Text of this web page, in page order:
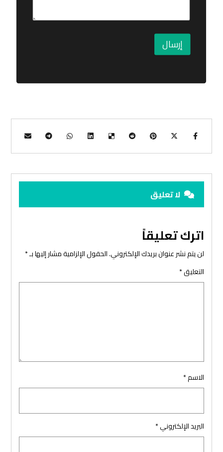
إرسال
لا تعليق
اترك تعليقاً
لن يتم نشر عنوان بريدك الإلكتروني.الحقول الإلزامية مشار إليها بـ*
التعليق*
الاسم*
البريد الإلكتروني*